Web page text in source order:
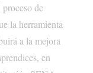
de
la herramienta
a la mejora
en